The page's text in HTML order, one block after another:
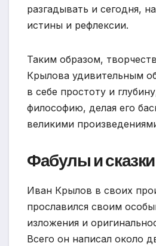
разгадывать и сегодня,
истины и рефлексии.
Таким образом,
Крылова удивительным
в себе простоту и
философию, делая его
великими
Фабулы и сказки
Иван Крылов в своих
прославился своим
изложения и
Всего он написал около